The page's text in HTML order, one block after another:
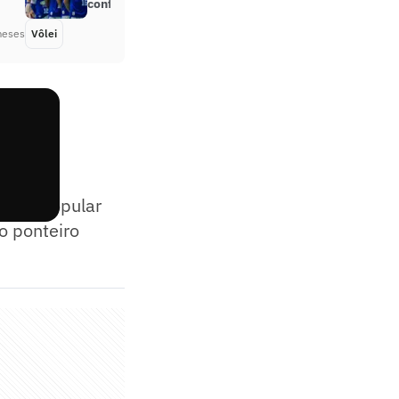
confira horário e onde assistir
Vôlei
popular
ponteiro